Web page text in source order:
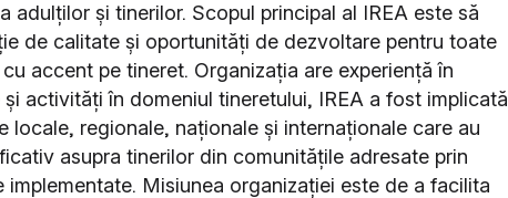
adulților și tinerilor. Scopul principal al IREA este să
de calitate și oportunități de dezvoltare pentru toate
accent pe tineret. Organizația are experiență în
activități în domeniul tineretului, IREA a fost implicată
locale, regionale, naționale și internaționale care au
asupra tinerilor din comunitățile adresate prin
implementate. Misiunea organizației este de a facilita